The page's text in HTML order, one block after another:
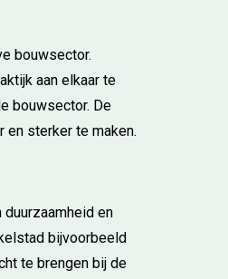
bouwsector.
aan elkaar te
bouwsector. De
sterker te maken.
en
bijvoorbeeld
te brengen bij de